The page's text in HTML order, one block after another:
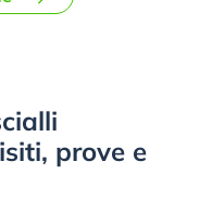
prove e